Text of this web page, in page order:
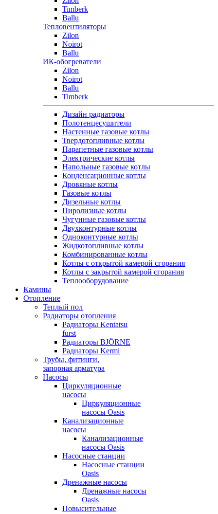
Timberk
Ballu
Тепловентиляторы
Zilon
Noirot
Ballu
ИК-обогреватели
Zilon
Noirot
Ballu
Timberk
Дизайн радиаторы
Полотенцесушители
Настенные газовые котлы
Твердотопливные котлы
Парапетные газовые котлы
Электрические котлы
Напольные газовые котлы
Конденсационные котлы
Дровяные котлы
Газовые котлы
Дизельные котлы
Пиролизные котлы
Чугунные газовые котлы
Двухконтурные котлы
Одноконтурные котлы
Жидкотопливные котлы
Комбинированные котлы
Котлы с открытой камерой сгорания
Котлы с закрытой камерой сгорания
Теплооборудование
Камины
Отопление
Теплый пол
Радиаторы отопления
Радиаторы Kentatsu
furst
Радиаторы BJÖRNE
Радиаторы Kermi
Трубы, фитинги,
запорная арматура
Насосы
Циркуляционные
насосы
Циркуляционные
насосы Oasis
Канализационные
насосы
Канализационные
насосы Oasis
Насосные станции
Насосные станции
Oasis
Дренажные насосы
Дренажные насосы
Oasis
Повысительные